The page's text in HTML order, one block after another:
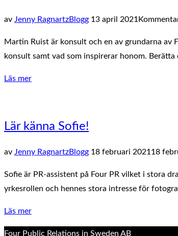
av Jenny RagnartzBloggPublicerat
13 april 2021
Martin Ruist är konsult och en av grundarna av
konsult samt vad som inspirerar honom.
Läs mer”Lär
Lär känna Sofie!
av Jenny RagnartzBloggPublicerat
18 februari 202118
Sofie är PR-assistent på Four PR vilket i stora
yrkesrollen och hennes stora intresse för
Läs mer”Lär
känna
Four Public Relations in Sweden AB